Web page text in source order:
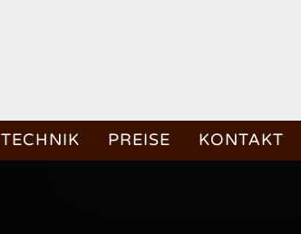
TECHNIK PREISE KONTAKT